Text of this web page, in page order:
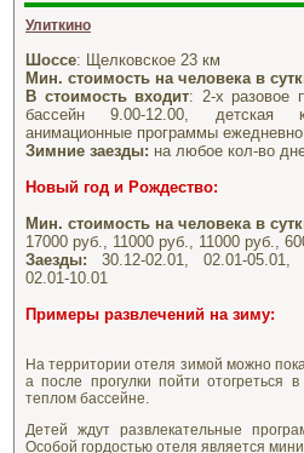
Улиткино
Шоссе: Щелковское 23 км
Мин. стоимость на человека в
В стоимость входит: 2-х разовое
бассейн 9.00-12.00, детская
анимационные программы
Зимние заезды: на любое кол-во
Новый год и Рождество:
Мин. стоимость на человека в
17000 руб., 11000 руб., 11000 руб.,
Заезды: 30.12-02.01, 02.01-05.01,
02.01-10.01
Примеры развлечений на зиму:
На территории отеля зимой можно
а после прогулки пойти отогреться
теплом бассейне.
Детей ждут развлекательные
Особой гордостью отеля является